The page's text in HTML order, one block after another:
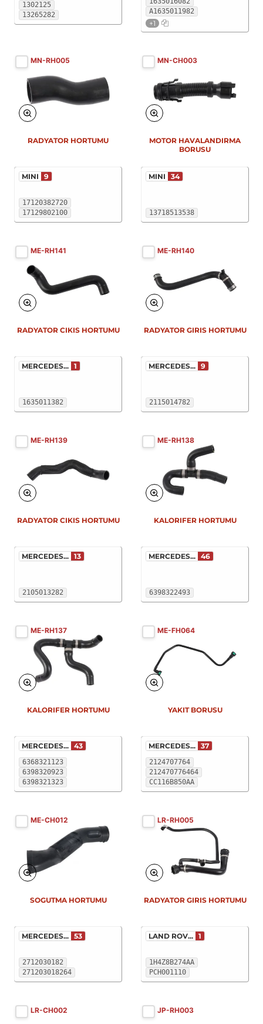
1302125
13265282
A1635011982
+1
MN-RH005
17120382720
17129802100
MINI 9
RADYATOR HORTUMU
MN-CH003
13718513538
MINI 34
MOTOR HAVALANDIRMA
BORUSU
ME-RH141
1635011382
MERCEDES... 1
RADYATOR CIKIS HORTUMU
ME-RH140
2115014782
MERCEDES... 9
RADYATOR GIRIS HORTUMU
ME-RH139
2105013282
MERCEDES... 13
RADYATOR CIKIS HORTUMU
ME-RH138
6398322493
MERCEDES... 46
KALORIFER HORTUMU
ME-RH137
6368321123
6398320923
6398321323
MERCEDES... 43
KALORIFER HORTUMU
ME-FH064
2124707764
212470776464
CC116B850AA
MERCEDES... 37
YAKIT BORUSU
ME-CH012
2712030182
271203018264
MERCEDES... 53
SOGUTMA HORTUMU
LR-RH005
1H4Z8B274AA
PCH001110
LAND ROV... 1
RADYATOR GIRIS HORTUMU
LR-CH002 JP-RH003